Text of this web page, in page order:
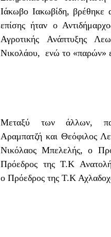
Ιάκωβο Ιακωβίδη,
επίσης ήταν ο
Αγροτικής Ανάπτυξης
Νικολάου, ενώ το «παρών»
Μεταξύ των άλλων,
Αραμπατζή καιΘεόφιλος
Νικόλαος Μπελελής, ο
Πρόεδρος της Τ.Κ
ο Πρόεδρος της Τ.Κ